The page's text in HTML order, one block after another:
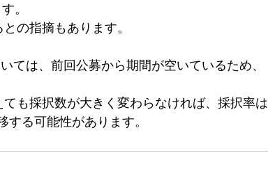
。
の指摘もあります。
ては、前回公募から期間が空いているため、
も採択数が大きく変わらなければ、採択率は
る可能性があります。